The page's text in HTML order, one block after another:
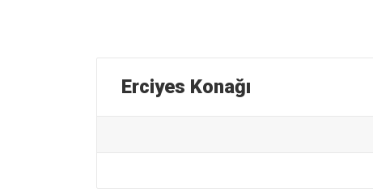
Erciyes Konağı